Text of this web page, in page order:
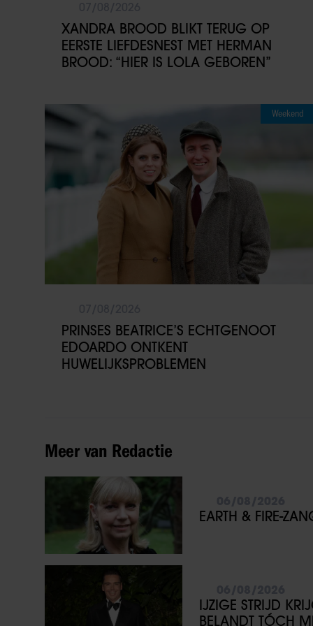
XANDRA BROOD BLIKT TERUG OP
EERSTE LIEFDESNEST MET HERMAN
BROOD: “HIER IS LOLA GEBOREN”
Weekend
PRINSES BEATRICE’S ECHTGENOOT
EDOARDO ONTKENT
HUWELIJKSPROBLEMEN
Meer van Redactie
EARTH & FIRE-
IJZIGE STRIJD
BELANDT TÓCH